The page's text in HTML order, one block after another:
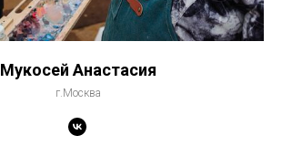
Мукосей Анастасия
г.Москва